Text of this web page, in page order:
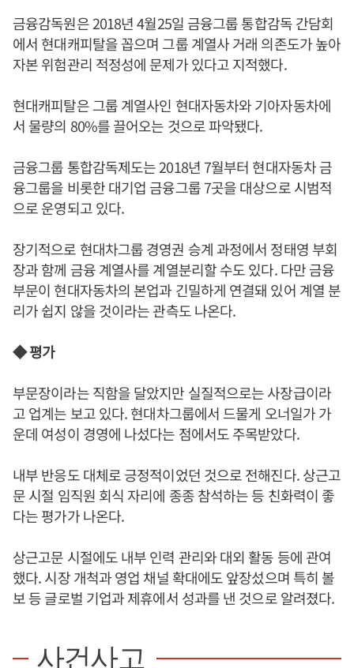
금융감독원은 2018년 4월25일 금융그룹 통합감독 간담회
에서 현대캐피탈을 꼽으며 그룹 계열사 거래 의존도가 높아
자본 위험관리 적정성에 문제가 있다고 지적했다.
현대캐피탈은 그룹 계열사인 현대자동차와 기아자동차에
서 물량의 80%를 끌어오는 것으로 파악됐다.
금융그룹 통합감독제도는 2018년 7월부터 현대자동차 금
융그룹을 비롯한 대기업 금융그룹 7곳을 대상으로 시범적
으로 운영되고 있다.
장기적으로 현대차그룹 경영권 승계 과정에서 정태영 부회
장과 함께 금융 계열사를 계열분리할 수도 있다. 다만 금융
부문이 현대자동차의 본업과 긴밀하게 연결돼 있어 계열 분
리가 쉽지 않을 것이라는 관측도 나온다.
◆ 평가
부문장이라는 직함을 달았지만 실질적으로는 사장급이라
고 업계는 보고 있다. 현대차그룹에서 드물게 오너일가 가
운데 여성이 경영에 나섰다는 점에서도 주목받았다.
내부 반응도 대체로 긍정적이었던 것으로 전해진다. 상근고
문 시절 임직원 회식 자리에 종종 참석하는 등 친화력이 좋
다는 평가가 나온다.
상근고문 시절에도 내부 인력 관리와 대외 활동 등에 관여
했다. 시장 개척과 영업 채널 확대에도 앞장섰으며 특히 볼
보 등 글로벌 기업과 제휴에서 성과를 낸 것으로 알려졌다.
사건사고